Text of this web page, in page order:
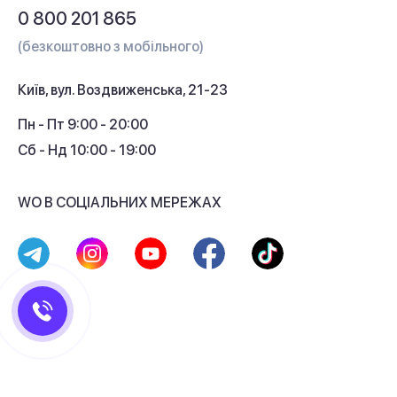
Кешбек
0 800 201 865
(безкоштовно з мобільного)
Київ, вул. Воздвиженська, 21-23
Пн - Пт 9:00 - 20:00
Сб - Нд 10:00 - 19:00
WO В СОЦІАЛЬНИХ МЕРЕЖАХ